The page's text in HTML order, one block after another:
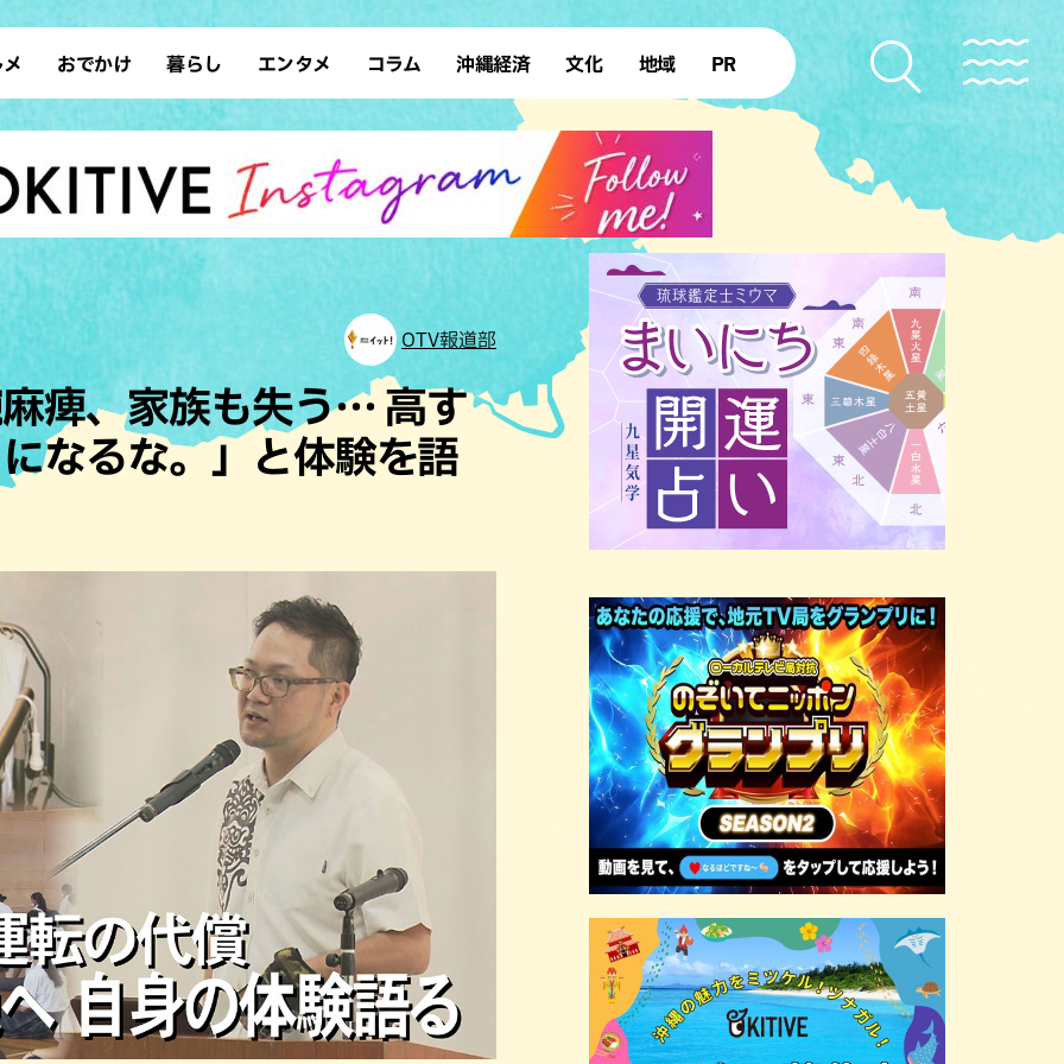
ン 沖縄そば
ウト カフェ
和食・日本料理
理 アジア・エスニック
・焼肉 焼鳥・串料理
肉料理 居酒屋・バー
イキング
おでかけ
デート ドライブ
散歩 ソロ活
レジャー
ショッピング
サウナ 公園
沖縄の海
暮らし
レシピ SDGs
ファッション ローカルニュース
沖縄移住 沖縄旧暦行事
エンタメ
スポーツ 占い
タレント・芸人 テレビ
コラム 沖縄経済 文化
復帰50年
地域
本島北部
本島南部 先島諸島
北部離島
PR
OTV報道部
痺、家族も失う… 高す
なるな。」と体験を語